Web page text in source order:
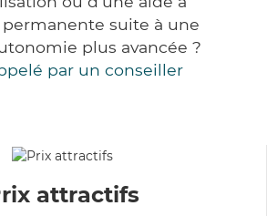
suite à une
plus avancée ?
par un conseiller
attractifs